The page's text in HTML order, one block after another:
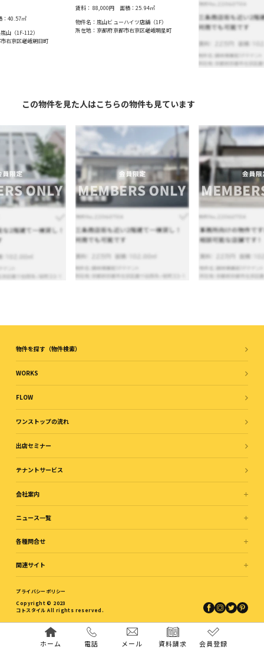
40.57㎡
山（1F-112）
右京区嵯峨朝日町
賃料：88,000円面積：25.94㎡
物件名：嵐山ビューハイツ店舗（1F）
所在地：京都府京都市右京区嵯峨明星町
この物件を見た人はこちらの物件も見ています
物件を探す（物件検索）
WORKS
FLOW
ワンストップの流れ
出店セミナー
テナントサービス
会社案内
ニュース一覧
各種問合せ
関連サイト
プライバシーポリシー
Copyright © 2023
コトスタイル All rights reserved.
ホーム 電話 メール 資料請求 会員登録